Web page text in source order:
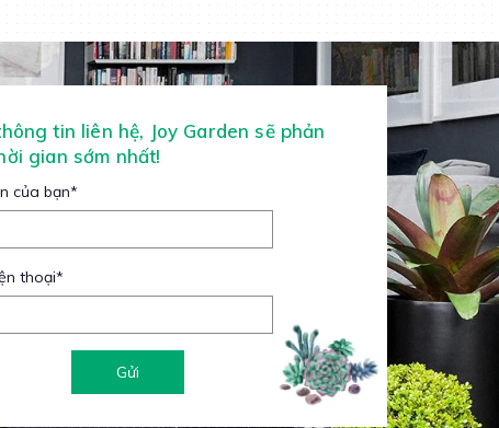
tin liên hệ, Joy Garden sẽ phản
gian sớm nhất!
của bạn*
thoại*
Gửi